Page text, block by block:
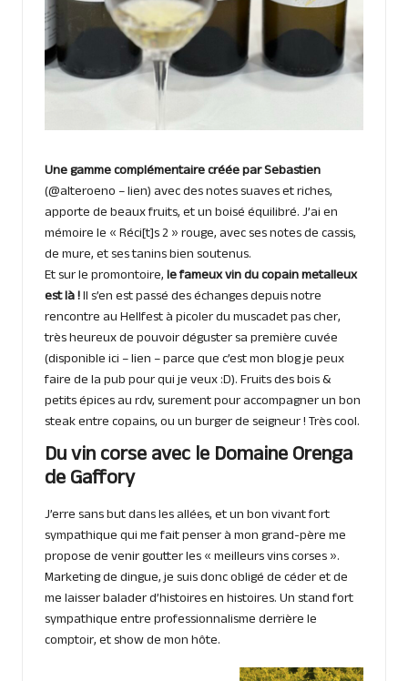
Une gamme complémentaire créée par Sebastien
(@alteroeno –lien) avec des notes suaves et riches,
apporte de beaux fruits, et un boisé équilibré. J’ai en
mémoire le « Réci[t]s 2 » rouge, avec ses notes de cassis,
de mure, et ses tanins bien soutenus.
Et sur le promontoire,le fameux vin du copain metalleux
est là !Il s’en est passé des échanges depuis notre
rencontre au Hellfest à picoler du muscadet pas cher,
très heureux de pouvoir déguster sa première cuvée
(disponible ici –lien – parce que c’est mon blog je peux
faire de la pub pour qui je veux :D). Fruits des bois &
petits épices au rdv, surement pour accompagner un bon
steak entre copains, ou un burger de seigneur ! Très cool.
Du vin corse avec le Domaine Orenga
de Gaffory
J’erre sans but dans les allées, et un bon vivant fort
sympathique qui me fait penser à mon grand-père me
propose de venir goutter les « meilleurs vins corses ».
Marketing de dingue, je suis donc obligé de céder et de
me laisser balader d’histoires en histoires. Un stand fort
sympathique entre professionnalisme derrière le
comptoir, et show de mon hôte.